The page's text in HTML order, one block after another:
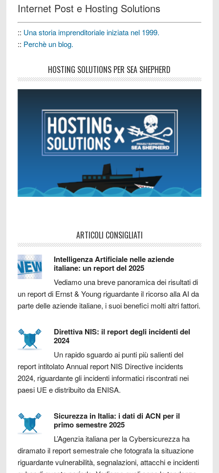
Internet Post e Hosting Solutions
:: Una storia imprenditoriale iniziata nel 1999.
:: Perchè un blog.
HOSTING SOLUTIONS PER SEA SHEPHERD
ARTICOLI CONSIGLIATI
Intelligenza Artificiale nelle aziende
italiane: un report del 2025
Vediamo una breve panoramica dei risultati di
un report di Ernst & Young riguardante il ricorso alla AI da
parte delle aziende italiane, i suoi benefici molti altri fattori.
Direttiva NIS: il report degli incidenti del
2024
Un rapido sguardo ai punti più salienti del
report intitolato Annual report NIS Directive incidents
2024, riguardante gli incidenti informatici riscontrati nei
paesi UE e distribuito da ENISA.
Sicurezza in Italia: i dati di ACN per il
primo semestre 2025
L’Agenzia italiana per la Cybersicurezza ha
diramato il report semestrale che fotografa la situazione
riguardante vulnerabilità, segnalazioni, attacchi e incidenti